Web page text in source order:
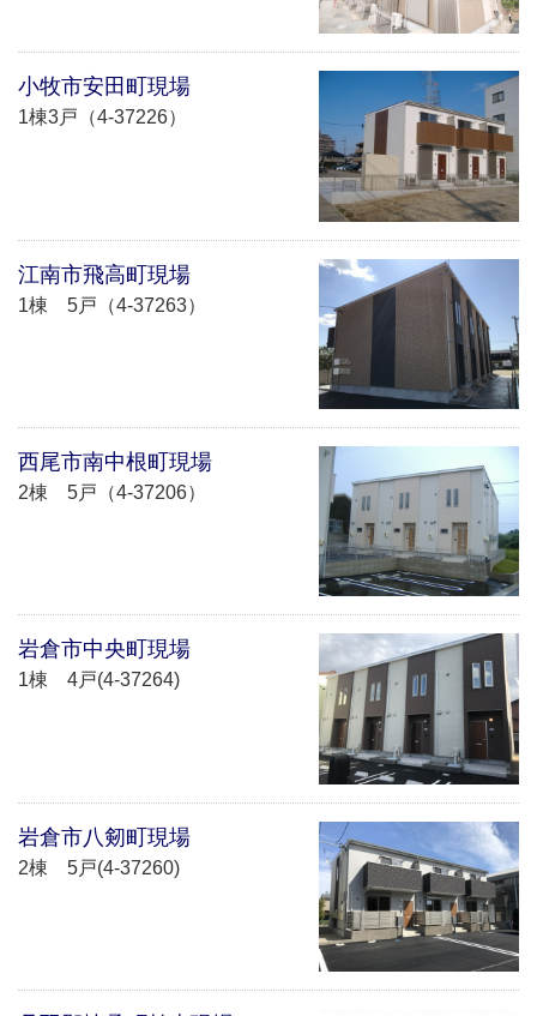
小牧市安田町現場
1棟3戸（4-37226）
江南市飛高町現場
1棟 5戸（4-37263）
西尾市南中根町現場
2棟 5戸（4-37206）
岩倉市中央町現場
1棟 4戸(4-37264)
岩倉市八剱町現場
2棟 5戸(4-37260)